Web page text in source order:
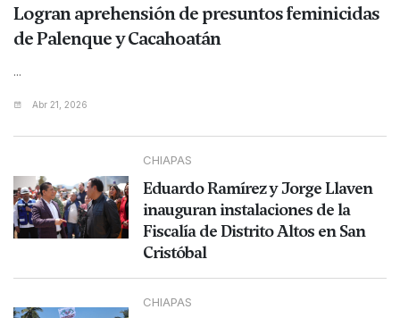
Logran aprehensión de presuntos feminicidas
de Palenque y Cacahoatán
...
Abr 21, 2026
CHIAPAS
Eduardo Ramírez y Jorge Llaven
inauguran instalaciones de la
Fiscalía de Distrito Altos en San
Cristóbal
CHIAPAS